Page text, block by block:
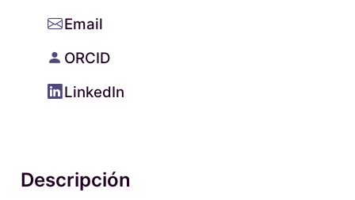
Email
ORCID
LinkedIn
Descripción